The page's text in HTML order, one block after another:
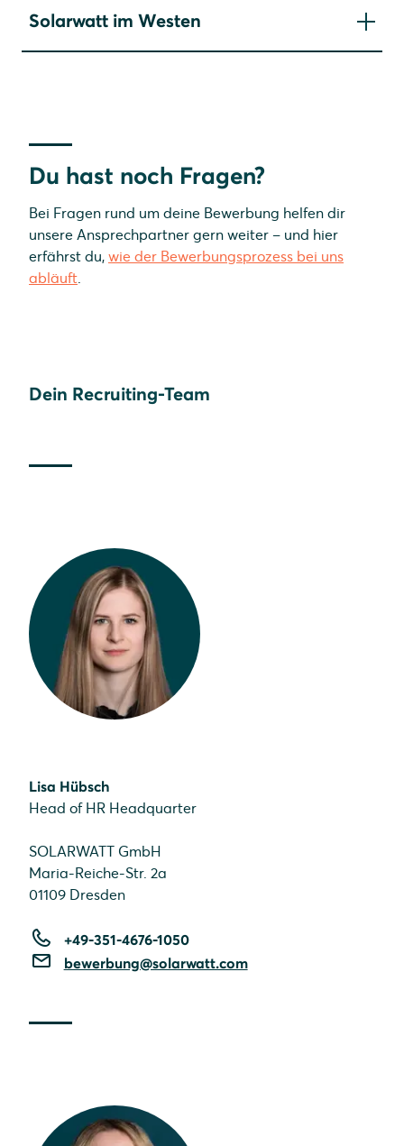
Solarwatt Dresden
Solarwatt im Westen
Solarwatt Schaumburg
Du hast noch Fragen?
Bei Fragen rund um deine Bewerbung helfen dir
unsere Ansprechpartner gern weiter – und hier
erfährst du, wie der Bewerbungsprozess bei uns
abläuft
Dein Recruiting-Team
Lisa Hübsch
Head of HR Headquarter
SOLARWATT GmbH
Maria-Reiche-Str. 2a
01109 Dresden
+49-351-4676-1050
bewerbung@solarwatt.com